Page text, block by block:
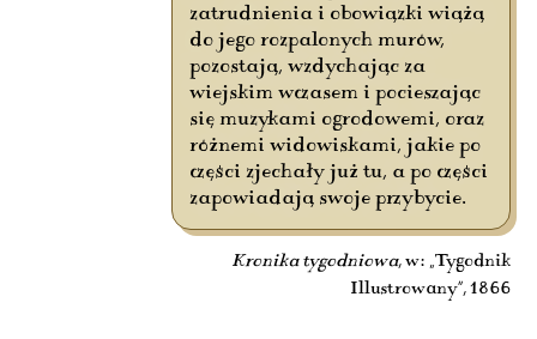
zatrudnienia i obowiązki wiążą
do jego rozpalonych murów,
pozostają, wzdychając za
wiejskim wczasem i pocieszając
się muzykami ogrodowemi, oraz
różnemi widowiskami, jakie po
części zjechały już tu, a po części
zapowiadają swoje przybycie.
Kronika tygodniowa, w: „Tygodnik
Illustrowany”, 1866